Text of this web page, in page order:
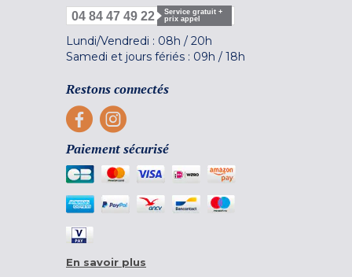
04 84 47 49 22
Service gratuit +
prix appel
Lundi/Vendredi : 08h / 20h
Samedi et jours fériés : 09h / 18h
Restons connectés
Paiement sécurisé
En savoir plus